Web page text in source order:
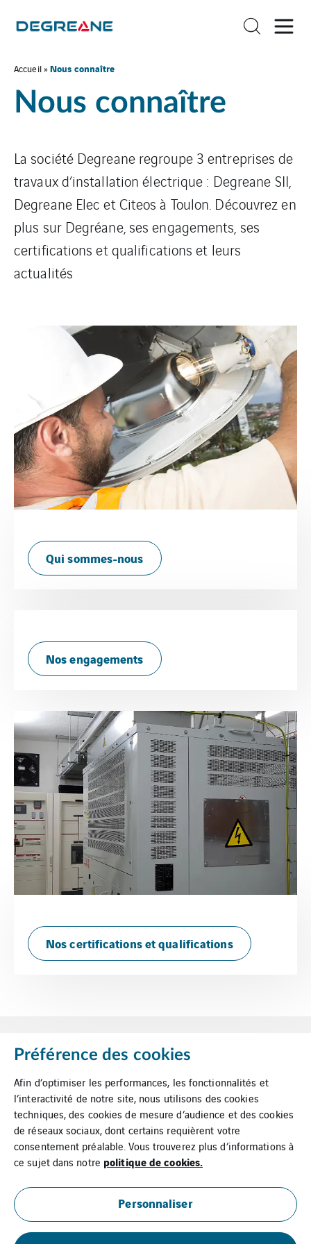
Accueil»Nous connaître
Nous connaître
La société Degreane regroupe 3 entreprises de
travaux d’installation électrique : Degreane SII,
Degreane Elec et Citeos à Toulon. Découvrez en
plus sur Degréane, ses engagements, ses
certifications et qualifications et leurs
actualités
Qui sommes-nous
Nos engagements
Nos certifications et qualifications
Mentions Légales Cookies
Plan du site
Suppression de
données
Préférence des cookies
Afin d’optimiser les performances, les fonctionnalités et
l’interactivité de notre site, nous utilisons des cookies
techniques, des cookies de mesure d’audience et des cookies
de réseaux sociaux, dont certains requièrent votre
consentement préalable. Vous trouverez plus d’informations à
ce sujet dans notre politique de cookies.
Personnaliser